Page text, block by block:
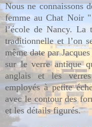
Nous ne connaissons
femme au Chat Noir "
l’école de Nancy. La
traditionnelle et l’on
même date par
sur le verre antique
anglais et les
employés à petite
avec le contour des
et les détails figurés.